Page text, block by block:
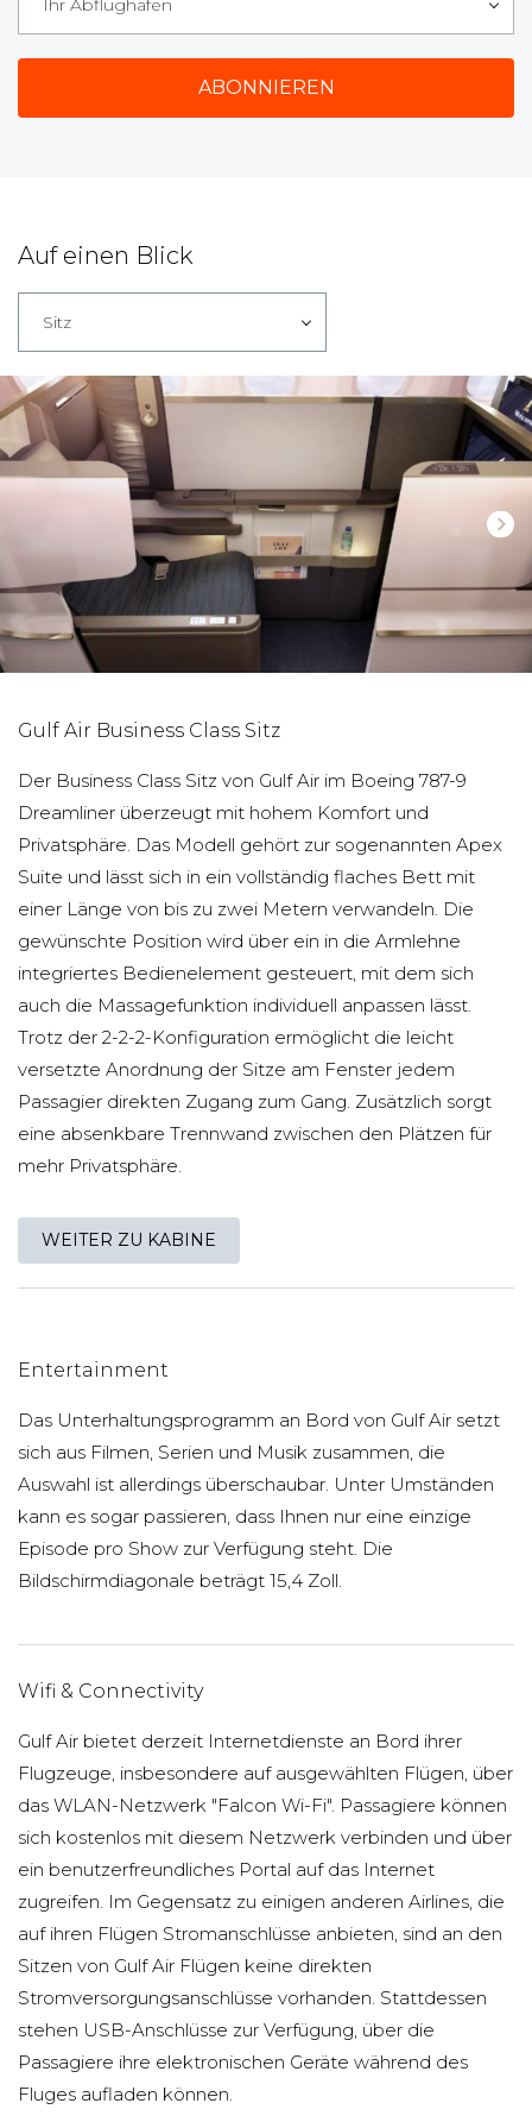
Ihr Abflughafen
Auf einen Blick
Sitz
Gulf Air Business Class Sitz
Der Business Class Sitz von Gulf Air im Boeing 787-9
Dreamliner überzeugt mit hohem Komfort und
Privatsphäre. Das Modell gehört zur sogenannten Apex
Suite und lässt sich in ein vollständig flaches Bett mit
einer Länge von bis zu zwei Metern verwandeln. Die
gewünschte Position wird über ein in die Armlehne
integriertes Bedienelement gesteuert, mit dem sich
auch die Massagefunktion individuell anpassen lässt.
Trotz der 2-2-2-Konfiguration ermöglicht die leicht
versetzte Anordnung der Sitze am Fenster jedem
Passagier direkten Zugang zum Gang. Zusätzlich sorgt
eine absenkbare Trennwand zwischen den Plätzen für
mehr Privatsphäre.
WEITER ZU KABINE
Entertainment
Das Unterhaltungsprogramm an Bord von Gulf Air setzt
sich aus Filmen, Serien und Musik zusammen, die
Auswahl ist allerdings überschaubar. Unter Umständen
kann es sogar passieren, dass Ihnen nur eine einzige
Episode pro Show zur Verfügung steht. Die
Bildschirmdiagonale beträgt 15,4 Zoll.
Wifi & Connectivity
Gulf Air bietet derzeit Internetdienste an Bord ihrer
Flugzeuge, insbesondere auf ausgewählten Flügen, über
das WLAN-Netzwerk "Falcon Wi-Fi". Passagiere können
sich kostenlos mit diesem Netzwerk verbinden und über
ein benutzerfreundliches Portal auf das Internet
zugreifen. Im Gegensatz zu einigen anderen Airlines, die
auf ihren Flügen Stromanschlüsse anbieten, sind an den
Sitzen von Gulf Air Flügen keine direkten
Stromversorgungsanschlüsse vorhanden. Stattdessen
stehen USB-Anschlüsse zur Verfügung, über die
Passagiere ihre elektronischen Geräte während des
Fluges aufladen können.